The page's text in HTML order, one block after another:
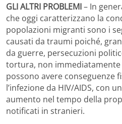
GLI ALTRI PROBLEMI– In
che oggi caratterizzano la
popolazioni migranti sono i
causati da traumi poiché,
da guerre, persecuzioni
tortura, non
possono avere conseguenze
l’infezione da HIV/AIDS, con
aumento nel tempo della
notificati in stranieri.